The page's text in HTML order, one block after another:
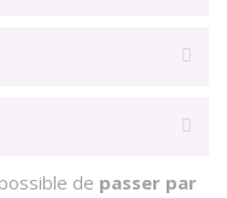
de passer par